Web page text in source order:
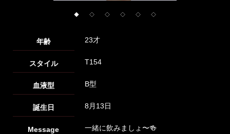
◆ ◇ ◇ ◇ ◇ ◇
年齢 23才
スタイル T154
血液型 B型
誕生日 8月13日
Message 一緒に飲みましょ〜🍻